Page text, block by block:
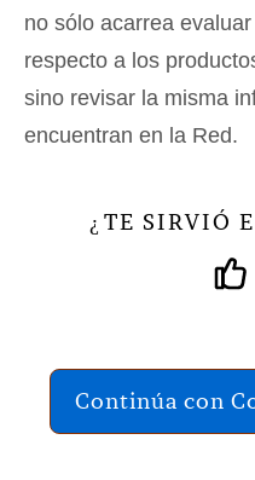
no sólo acarrea
respecto a los
sino revisar la misma
encuentran en la Red.
¿ TE SIRVIÓ
Continúa con